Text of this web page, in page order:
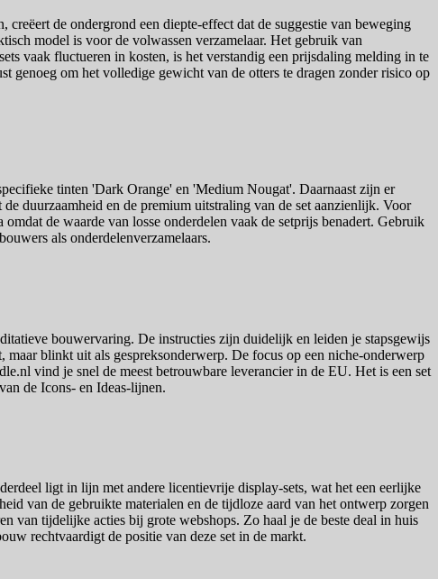
de ondergrond een diepte-effect dat de suggestie van beweging
model is voor de volwassen verzamelaar. Het gebruik van
vaak fluctueren in kosten, is het verstandig een prijsdaling melding in te
genoeg om het volledige gewicht van de otters te dragen zonder risico op
tinten 'Dark Orange' en 'Medium Nougat'. Daarnaast zijn er
duurzaamheid en de premium uitstraling van de set aanzienlijk. Voor
de waarde van losse onderdelen vaak de setprijs benadert. Gebruik
als onderdelenverzamelaars.
bouwervaring. De instructies zijn duidelijk en leiden je stapsgewijs
maar blinkt uit als gespreksonderwerp. De focus op een niche-onderwerp
vind je snel de meest betrouwbare leverancier in de EU. Het is een set
de Icons- en Ideas-lijnen.
ligt in lijn met andere licentievrije display-sets, wat het een eerlijke
van de gebruikte materialen en de tijdloze aard van het ontwerp zorgen
van tijdelijke acties bij grote webshops. Zo haal je de beste deal in huis
rechtvaardigt de positie van deze set in de markt.